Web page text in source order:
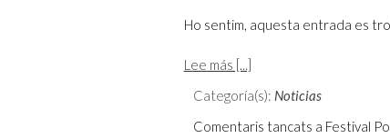
Ho sentim, aquesta entrada es
Lee más [...]
Categoría(s): Noticias
Comentaris tancats a Festival